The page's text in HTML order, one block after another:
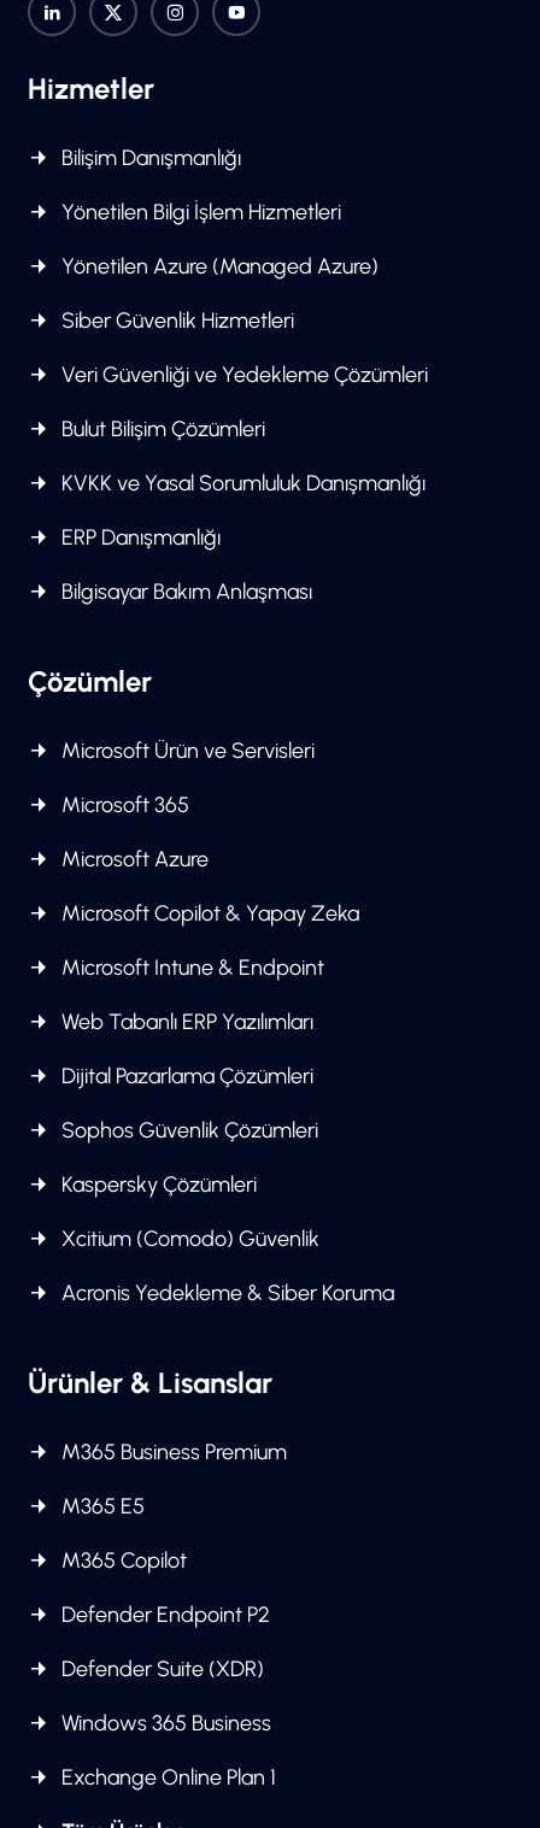
Hizmetler
Bilişim Danışmanlığı
Yönetilen Bilgi İşlem Hizmetleri
Yönetilen Azure (Managed Azure)
Siber Güvenlik Hizmetleri
Veri Güvenliği ve Yedekleme Çözümleri
Bulut Bilişim Çözümleri
KVKK ve Yasal Sorumluluk Danışmanlığı
ERP Danışmanlığı
Bilgisayar Bakım Anlaşması
Çözümler
Microsoft Ürün ve Servisleri
Microsoft 365
Microsoft Azure
Microsoft Copilot & Yapay Zeka
Microsoft Intune & Endpoint
Web Tabanlı ERP Yazılımları
Dijital Pazarlama Çözümleri
Sophos Güvenlik Çözümleri
Kaspersky Çözümleri
Xcitium (Comodo) Güvenlik
Acronis Yedekleme & Siber Koruma
Ürünler & Lisanslar
M365 Business Premium
M365 E5
M365 Copilot
Defender Endpoint P2
Defender Suite (XDR)
Windows 365 Business
Exchange Online Plan 1